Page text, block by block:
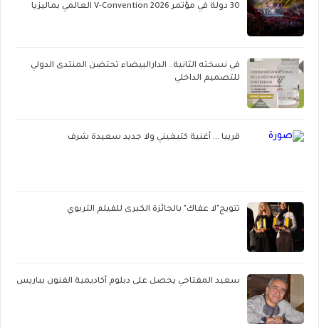
30 دولة في مؤتمر V-Convention 2026 العالمي بماليزيا
في نسخته الثانية.. الدارالبيضاء تحتضن المنتدى الدولي
للتصميم الداخلي
قريبا ... أغنية كتبغيني ولا جديد سعيدة شرف
تتويج"لا عفاك" بالجائزة الكبرى للفيلم التربوي
سعيد المفتاحي يحصل على دبلوم أكاديمية الفنون بباريس